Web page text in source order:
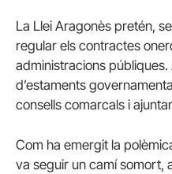
La Llei Aragonès pretén,
regular els contractes
administracions
d’estaments
consells comarcals i
Com ha emergit la
va seguir un camí somort,